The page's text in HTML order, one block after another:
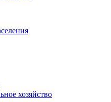
хозяйство